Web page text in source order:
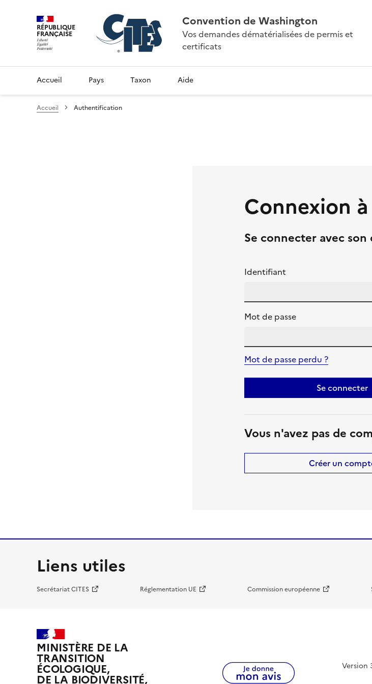
RÉPUBLIQUE
FRANÇAISE
Convention de Washington
Vos demandes dématérialisées de permis et
certificats
Accueil Pays Taxon Aide
Accueil Authentification
Connexion
Se connecter avec son
Identifiant
Mot de passe
Mot de passe perdu ?
Se connecter
Vous n'avez pas de
Créer un
Liens utiles
Secrétariat CITES Réglementation UE Commission européenne
MINISTÈRE DE LA
TRANSITION
ÉCOLOGIQUE,
DE LA BIODIVERSITÉ,
Version